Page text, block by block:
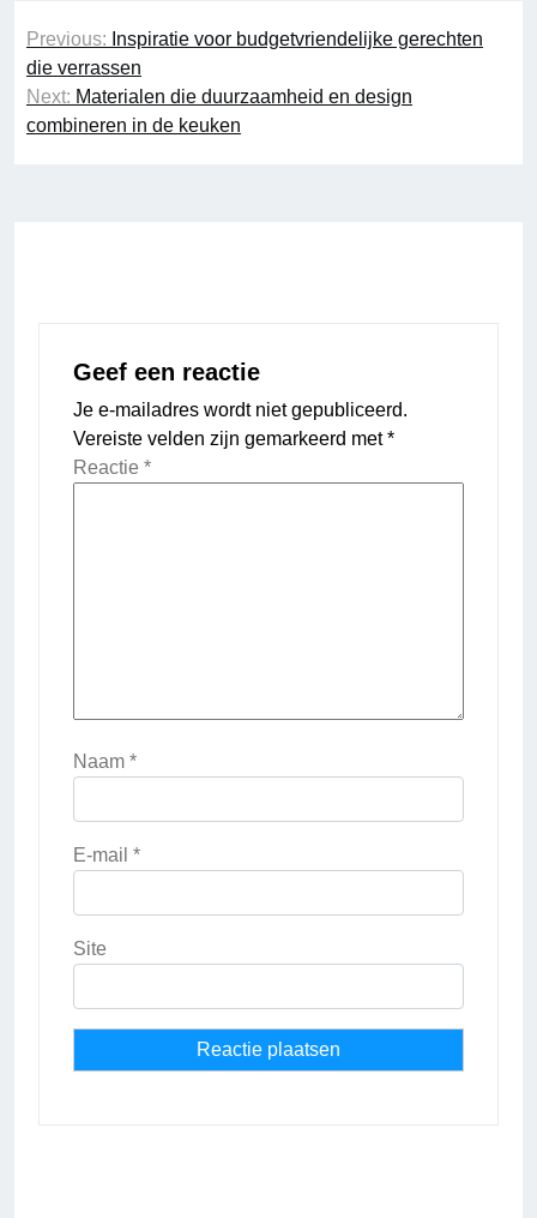
Bericht
navigatie
Previous: Inspiratie voor budgetvriendelijke gerechten
die verrassen
Next: Materialen die duurzaamheid en design
combineren in de keuken
Geef een reactie
Je e-mailadres wordt niet gepubliceerd.
Vereiste velden zijn gemarkeerd met*
Reactie *
Naam *
E-mail *
Site